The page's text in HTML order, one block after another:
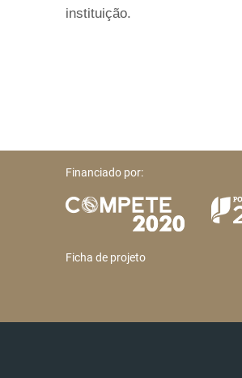
instituição.
Financiado por:
Ficha de projeto